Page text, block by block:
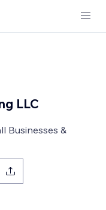
LLC
Businesses &